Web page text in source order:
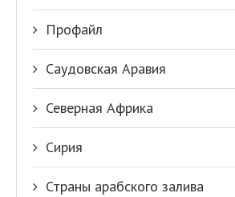
Профайл
Саудовская Аравия
Северная Африка
Сирия
Страны арабского залива